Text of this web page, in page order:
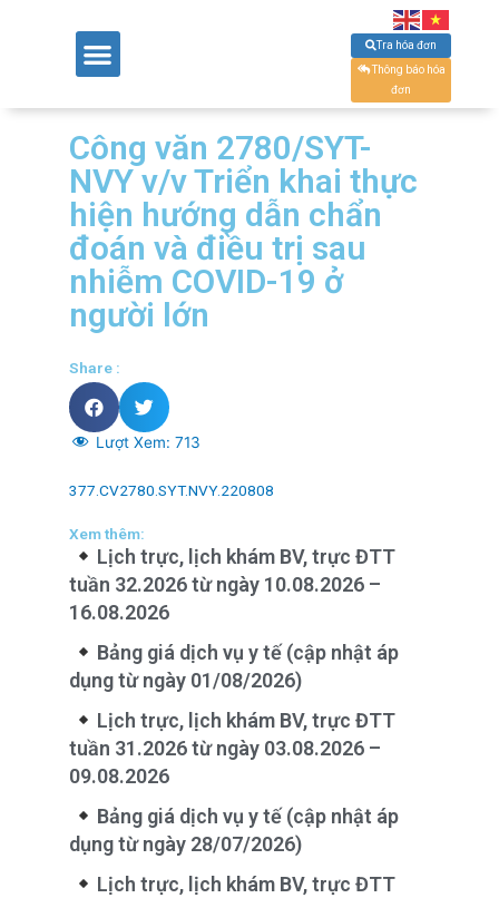
Tra hóa đơn
Thông báo hóa
đơn
Công văn 2780/SYT-
NVY v/v Triển khai thực
hiện hướng dẫn chẩn
đoán và điều trị sau
nhiễm COVID-19 ở
người lớn
Share :
Lượt Xem: 713
377.CV2780.SYT.NVY.220808
Xem thêm:
Lịch trực, lịch khám BV, trực ĐTT
tuần 32.2026 từ ngày 10.08.2026 –
16.08.2026
Bảng giá dịch vụ y tế (cập nhật áp
dụng từ ngày 01/08/2026)
Lịch trực, lịch khám BV, trực ĐTT
tuần 31.2026 từ ngày 03.08.2026 –
09.08.2026
Bảng giá dịch vụ y tế (cập nhật áp
dụng từ ngày 28/07/2026)
Lịch trực, lịch khám BV, trực ĐTT